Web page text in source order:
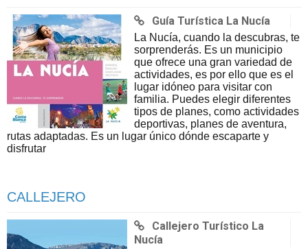
Guía Turística La Nucía
La Nucía, cuando la descubras, te
sorprenderás. Es un municipio
que ofrece una gran variedad de
actividades, es por ello que es el
lugar idóneo para visitar con
familia. Puedes elegir diferentes
tipos de planes, como actividades
deportivas, planes de aventura,
rutas adaptadas. Es un lugar único dónde escaparte y
disfrutar
CALLEJERO
Callejero Turístico La
Nucía